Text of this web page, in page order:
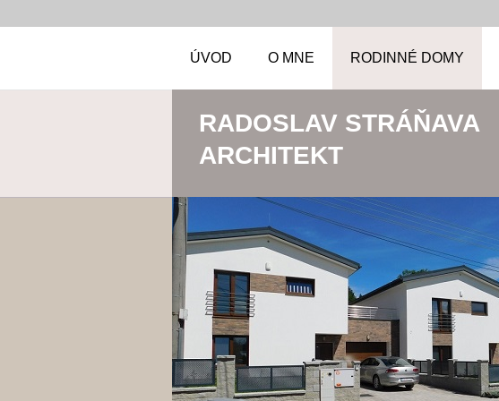
ÚVOD O MNE RODINNÉ DOMY
RADOSLAV STRÁŇAVA
ARCHITEKT